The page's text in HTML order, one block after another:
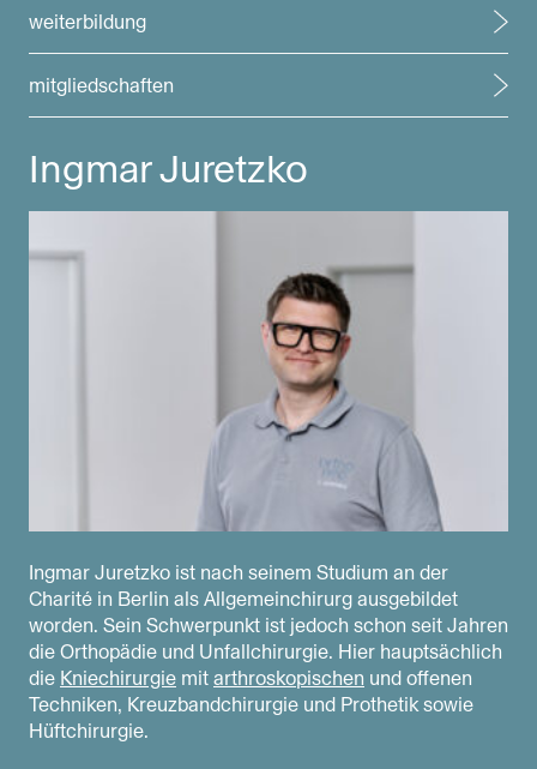
weiterbildung
mitgliedschaften
Ingmar Juretzko
Ingmar Juretzko ist nach seinem Studium an der
Charité in Berlin als Allgemeinchirurg ausgebildet
worden. Sein Schwerpunkt ist jedoch schon seit Jahren
die Orthopädie und Unfallchirurgie. Hier hauptsächlich
die Kniechirurgie mit arthroskopischen und offenen
Techniken, Kreuzbandchirurgie und Prothetik sowie
Hüftchirurgie.